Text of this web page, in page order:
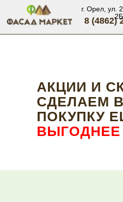
8 (4862) 20-76-06
г. Орел, ул. 2я Курская,
2Б
АКЦИИ И
СДЕЛАЕМ
ПОКУПКУ
ВЫГОДНЕЕ